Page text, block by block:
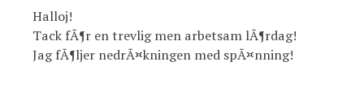
Halloj!
Tack fÃ¶r en trevlig men arbetsam lÃ¶rdag!
Jag fÃ¶ljer nedrÃ¤kningen med spÃ¤nning!